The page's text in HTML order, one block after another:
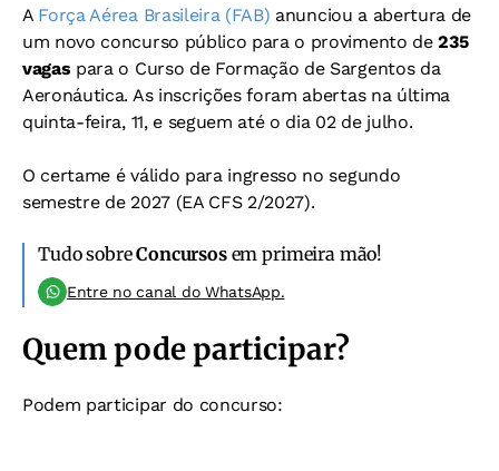
A Força Aérea Brasileira (FAB) anunciou a abertura de
um novo concurso público para o provimento de235
vagas para o Curso de Formação de Sargentos da
Aeronáutica. As inscrições foram abertas na última
quinta-feira, 11, e seguem até o dia 02 de julho.
O certame é válido para ingresso no segundo
semestre de 2027 (EA CFS 2/2027).
Tudo sobreConcursosem primeira mão!
Entre no canal do WhatsApp.
Quem pode participar?
Podem participar do concurso: